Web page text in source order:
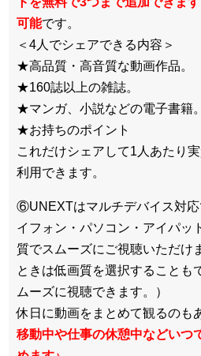
可能です。
＜4人でシェアできる内容＞
★高品質・高音質な動画作品。
★160誌以上の雑誌。
★マンガ、小説などの電子書籍。
★お持ちのポイント
これだけシェアして1人あたり
利用できます。
⑥UNEXTはマルチデバイス対
イフォン・パソコン・アイパッ
質でスムーズにご視聴いただけ
ときは低画質を選択することも
ムーズに視聴できます。）
休日に動画をまとめて観るのも
移動中や仕事の休憩中などいつ